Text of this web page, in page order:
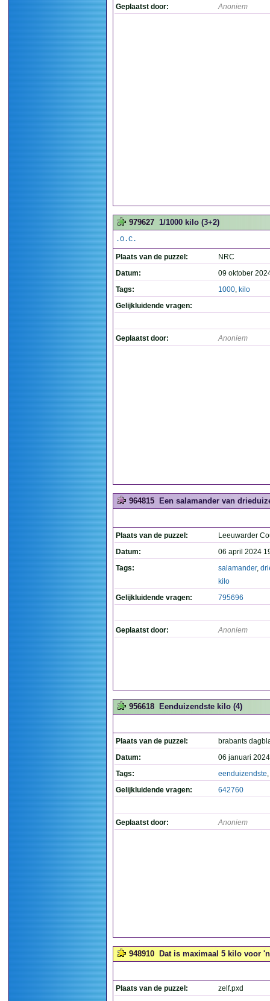
Geplaatst door: Anoniem
979627 1/1000 kilo (3+2)
.O.C.
Plaats van de puzzel:
NRC
Datum:
09 oktober
Tags:
1000, kilo
Gelijkluidende vragen:
Geplaatst door: Anoniem
964815 Een salamander van
Plaats van de puzzel:
Leeuwarder
Datum:
06 april 2024
Tags:
salamander,
kilo
Gelijkluidende vragen:
795696
Geplaatst door: Anoniem
956618 Eenduizendste kilo (4)
Plaats van de puzzel:
brabants
Datum:
06 januari
Tags:
eenduizendste,
Gelijkluidende vragen:
642760
Geplaatst door: Anoniem
948910 Dat is maximaal 5 kilo voor
Plaats van de puzzel:
zelf.pxd